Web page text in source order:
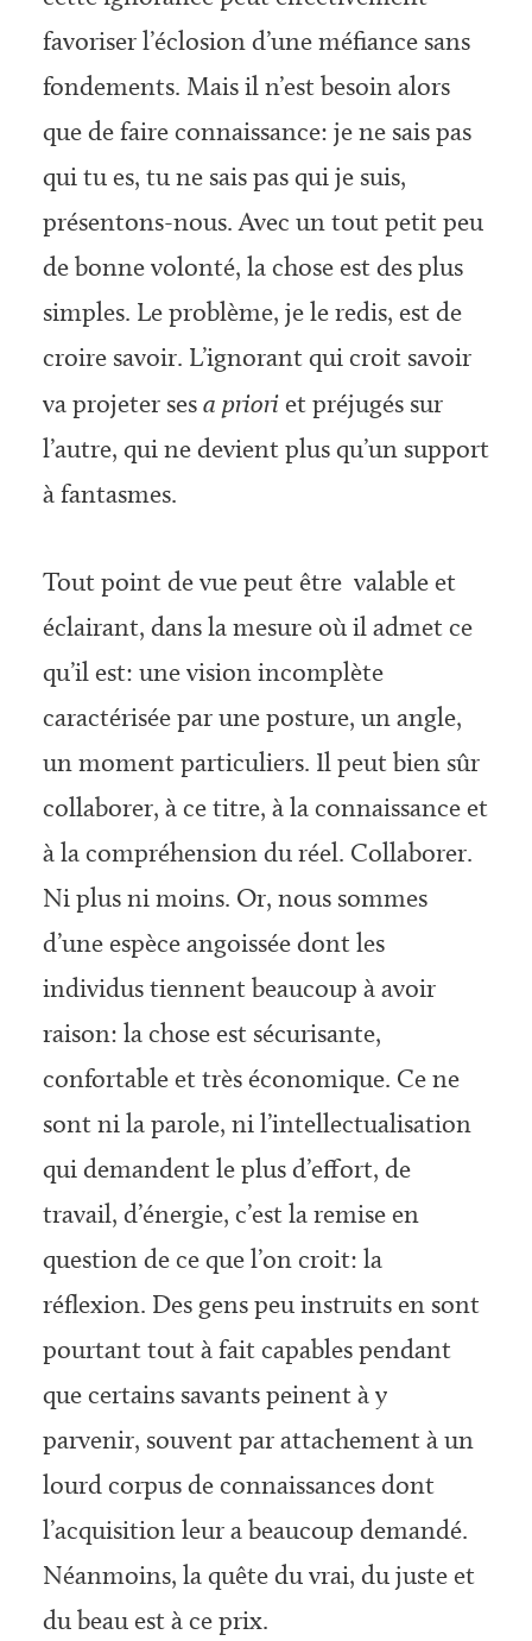
favoriser l’éclosion d’une méfiance sans
fondements. Mais il n’est besoin alors
que de faire connaissance: je ne sais pas
qui tu es, tu ne sais pas qui je suis,
présentons-nous. Avec un tout petit peu
de bonne volonté, la chose est des plus
simples. Le problème, je le redis, est de
croire savoir. L’ignorant qui croit savoir
va projeter sesa prioriet préjugés sur
l’autre, qui ne devient plus qu’un support
à fantasmes.
Tout point de vue peut être valable et
éclairant, dans la mesure où il admet ce
qu’il est: une vision incomplète
caractérisée par une posture, un angle,
un moment particuliers. Il peut bien sûr
collaborer, à ce titre, à la connaissance et
à la compréhension du réel. Collaborer.
Ni plus ni moins. Or, nous sommes
d’une espèce angoissée dont les
individus tiennent beaucoup à avoir
raison: la chose est sécurisante,
confortable et très économique. Ce ne
sont ni la parole, ni l’intellectualisation
qui demandent le plus d’effort, de
travail, d’énergie, c’est la remise en
question de ce que l’on croit: la
réflexion. Des gens peu instruits en sont
pourtant tout à fait capables pendant
que certains savants peinent à y
parvenir, souvent par attachement à un
lourd corpus de connaissances dont
l’acquisition leur a beaucoup demandé.
Néanmoins, la quête du vrai, du juste et
du beau est à ce prix.